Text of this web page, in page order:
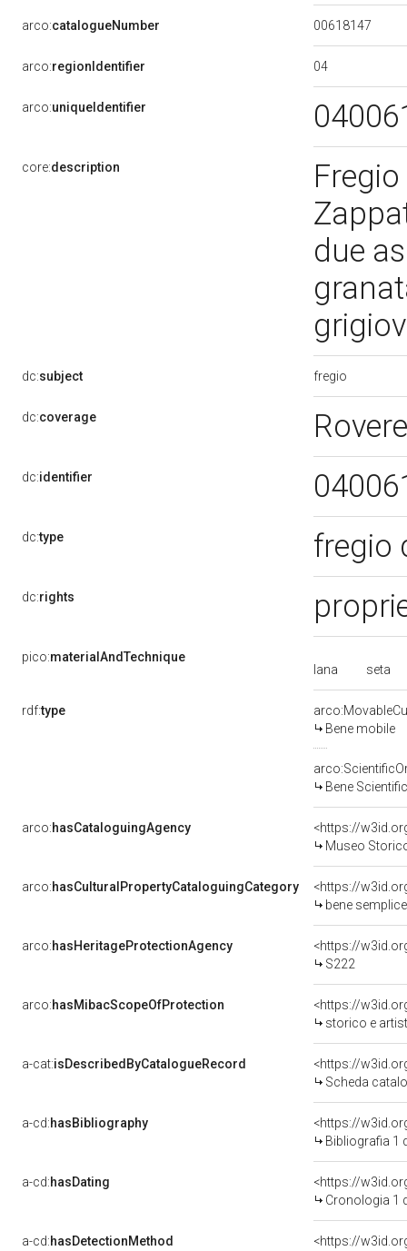
arco:catalogueNumber 00618147
arco:regionIdentifier 04
arco:uniqueIdentifier
core:description
due
dc:subject fregio
dc:coverage
dc:identifier
dc:type fregio
dc:rights
pico:materialAndTechnique
lana
seta
rdf:type
Bene mobile
Bene
arco:hasCataloguingAgency
<https://
Museo
arco:hasCulturalPropertyCataloguingCategory
<https://
bene semplice
arco:hasHeritageProtectionAgency
<https://
S222
arco:hasMibacScopeOfProtection
<https://
storico e
a-cat:isDescribedByCatalogueRecord
<https://
Scheda
a-cd:hasBibliography
<https://
Bibliografia 1
a-cd:hasDating
<https://
Cronologia 1
a-cd:hasDetectionMethod